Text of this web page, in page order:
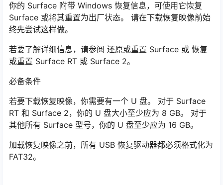
你的 Surface 附带 Windows 恢复信息，可使用它恢复
Surface 或将其重置为出厂状态。 请在下载恢复映像前始
终先尝试这样做。
若要了解详细信息，请参阅 还原或重置 Surface 或 恢复
或重置 Surface RT 或 Surface 2。
必备条件
若要下载恢复映像，你需要有一个 U 盘。 对于 Surface
RT 和 Surface 2，你的 U 盘大小至少应为 8 GB。 对于
其他所有 Surface 型号，你的 U 盘至少应为 16 GB。
加载恢复映像之前，所有 USB 恢复驱动器都必须格式化为
FAT32。